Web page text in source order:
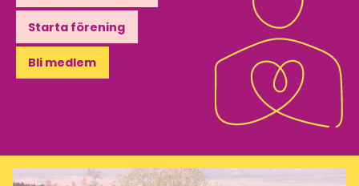
Starta förening
Bli medlem